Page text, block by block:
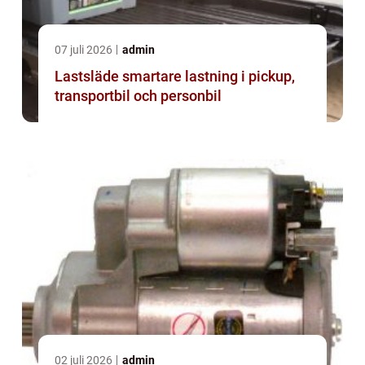
07 juli 2026 admin
Lastsläde smartare lastning i pickup,
transportbil och personbil
02 juli 2026 admin